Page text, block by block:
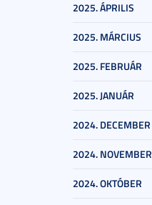
2025. ÁPRILIS
2025. MÁRCIUS
2025. FEBRUÁR
2025. JANUÁR
2024. DECEMBER
2024. NOVEMBER
2024. OKTÓBER